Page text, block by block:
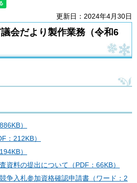
更新日：2024年4月30日
会だより製作業務（令和6
）
：212KB）
）
資料の提出について（PDF：66KB）
争入札参加資格確認申請書（ワード：2